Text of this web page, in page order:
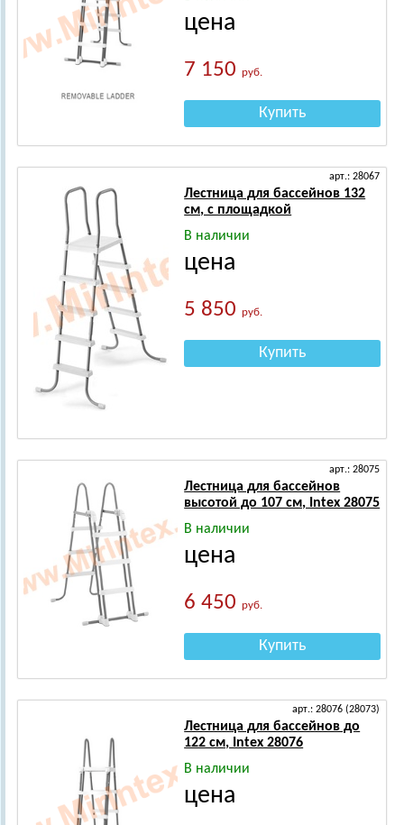
цена
7 150руб.
Купить
арт.: 28067
Лестница для бассейнов 132
см, с площадкой
В наличии
цена
5 850руб.
Купить
арт.: 28075
Лестница для бассейнов
высотой до 107 см, Intex 28075
В наличии
цена
6 450руб.
Купить
арт.: 28076 (28073)
Лестница для бассейнов до
122 см, Intex 28076
В наличии
цена